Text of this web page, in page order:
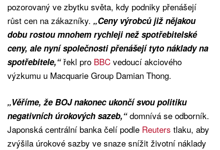
pozorovaný ve zbytku světa, kdy podniky přenášejí
růst cen na zákazníky. „Ceny výrobců již nějakou
dobu rostou mnohem rychleji než spotřebitelské
ceny, ale nyní společnosti přenášejí tyto náklady na
spotřebitele,“řekl pro BBC vedoucí akciového
výzkumu u Macquarie Group Damian Thong.
„Věříme, že BOJ nakonec ukončí svou politiku
negativních úrokových sazeb,“domnívá se odborník.
Japonská centrální banka čelí podle Reuters tlaku, aby
zvýšila úrokové sazby ve snaze snížit životní náklady